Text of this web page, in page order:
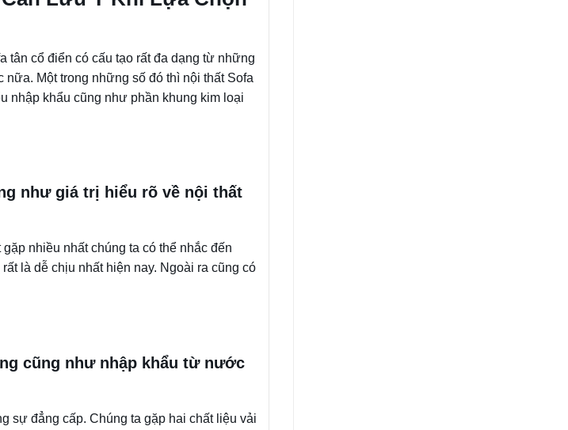
tân cổ điển có cấu tạo rất đa dạng từ những
Một trong những số đó thì nội thất Sofa
nhập khẩu cũng như phần khung kim loại
như giá trị hiểu rõ về nội thất
nhiều nhất chúng ta có thể nhắc đến
là dễ chịu nhất hiện nay. Ngoài ra cũng có
cũng như nhập khẩu từ nước
sự đẳng cấp. Chúng ta gặp hai chất liệu vải